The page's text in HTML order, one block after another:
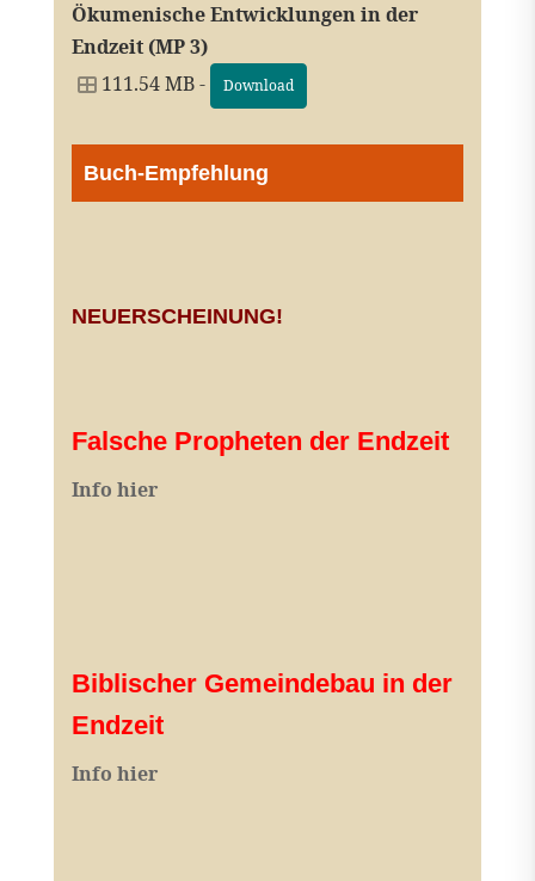
Ökumenische Entwicklungen in der
Endzeit (MP 3)
111.54 MB -
Download
Buch-Empfehlung
NEUERSCHEINUNG!
Falsche Propheten der Endzeit
Info hier
Biblischer Gemeindebau in der
Endzeit
Info hier